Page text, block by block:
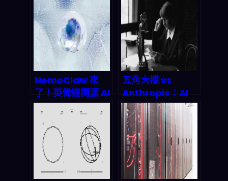
NemoClaw 來
了！英偉達開源 AI
代理平台如何顛覆
2026 年企業自動
化遊戲規則
五角大樓 vs
Anthropic：AI
軍事化爭奪戰引發
千億美元訴訟風暴